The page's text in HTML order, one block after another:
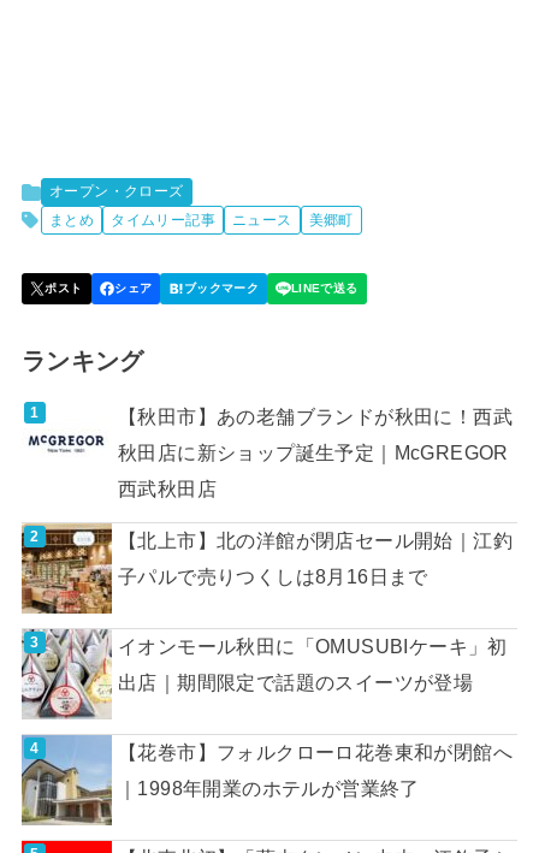
オープン・クローズ
まとめ
タイムリー記事 ニュース 美郷町
ランキング
【秋田市】あの老舗ブランドが秋田に！西武
秋田店に新ショップ誕生予定｜McGREGOR
西武秋田店
【北上市】北の洋館が閉店セール開始｜江釣
子パルで売りつくしは8月16日まで
イオンモール秋田に「OMUSUBIケーキ」初
出店｜期間限定で話題のスイーツが登場
【花巻市】フォルクローロ花巻東和が閉館へ
｜1998年開業のホテルが営業終了